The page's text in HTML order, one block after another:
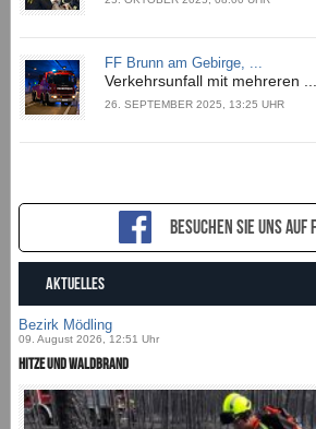
FF Brunn am Gebirge, ...
Verkehrsunfall mit mehreren ...
26. SEPTEMBER 2025, 13:25 UHR
Besuchen sie uns auf
AKTUELLES
Bezirk Mödling
09. August 2026, 12:51 Uhr
Hitze und Waldbrand